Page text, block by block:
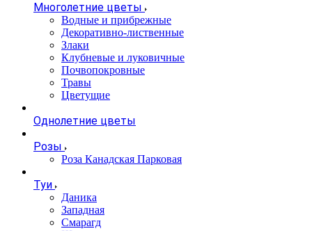
Многолетние цветы
Водные и прибрежные
Декоративно-лиственные
Злаки
Клубневые и луковичные
Почвопокровные
Травы
Цветущие
Однолетние цветы
Розы
Роза Канадская Парковая
Туи
Даника
Западная
Смарагд